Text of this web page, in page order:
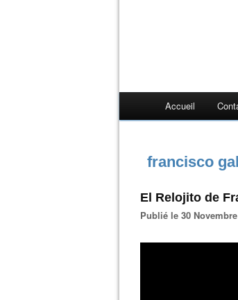
Accueil
francisco
El Relojito de
Publié le 30